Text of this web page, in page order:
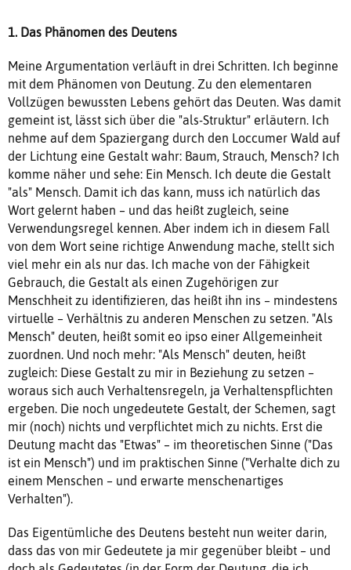
1. Das Phänomen des Deutens
Meine Argumentation verläuft in drei Schritten. Ich beginne
mit dem Phänomen von Deutung. Zu den elementaren
Vollzügen bewussten Lebens gehört das Deuten. Was damit
gemeint ist, lässt sich über die "als-Struktur" erläutern. Ich
nehme auf dem Spaziergang durch den Loccumer Wald auf
der Lichtung eine Gestalt wahr: Baum, Strauch, Mensch? Ich
komme näher und sehe: Ein Mensch. Ich deute die Gestalt
"als" Mensch. Damit ich das kann, muss ich natürlich das
Wort gelernt haben – und das heißt zugleich, seine
Verwendungsregel kennen. Aber indem ich in diesem Fall
von dem Wort seine richtige Anwendung mache, stellt sich
viel mehr ein als nur das. Ich mache von der Fähigkeit
Gebrauch, die Gestalt als einen Zugehörigen zur
Menschheit zu identifizieren, das heißt ihn ins – mindestens
virtuelle – Verhältnis zu anderen Menschen zu setzen. "Als
Mensch" deuten, heißt somit eo ipso einer Allgemeinheit
zuordnen. Und noch mehr: "Als Mensch" deuten, heißt
zugleich: Diese Gestalt zu mir in Beziehung zu setzen –
woraus sich auch Verhaltensregeln, ja Verhaltenspflichten
ergeben. Die noch ungedeutete Gestalt, der Schemen, sagt
mir (noch) nichts und verpflichtet mich zu nichts. Erst die
Deutung macht das "Etwas" – im theoretischen Sinne ("Das
ist ein Mensch") und im praktischen Sinne ("Verhalte dich zu
einem Menschen – und erwarte menschenartiges
Verhalten").
Das Eigentümliche des Deutens besteht nun weiter darin,
dass das von mir Gedeutete ja mir gegenüber bleibt – und